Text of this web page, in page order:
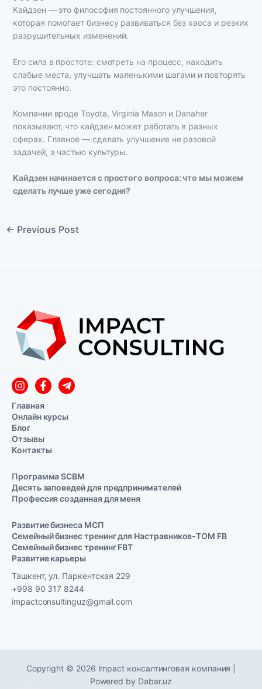
Кайдзен — это философия постоянного улучшения,
которая помогает бизнесу развиваться без хаоса и резких
разрушительных изменений.
Его сила в простоте: смотреть на процесс, находить
слабые места, улучшать маленькими шагами и повторять
это постоянно.
Компании вроде Toyota, Virginia Mason и Danaher
показывают, что кайдзен может работать в разных
сферах. Главное — сделать улучшение не разовой
задачей, а частью культуры.
Кайдзен начинается с простого вопроса: что мы можем
сделать лучше уже сегодня?
← Previous Post
Главная
Онлайн курсы
Блог
Отзывы
Контакты
Программа SCBM
Десять заповедей для предпринимателей
Профессия созданная для меня
Развитие бизнеса МСП
Семейный бизнес тренинг для Настравников-TOM FB
Семейный бизнес тренинг FBT
Развитие карьеры
Ташкент, ул. Паркентская 229
+998 90 317 8244
impactconsultinguz@gmail.com
Copyright © 2026 Impact консалтинговая компания |
Powered by Dabar.uz